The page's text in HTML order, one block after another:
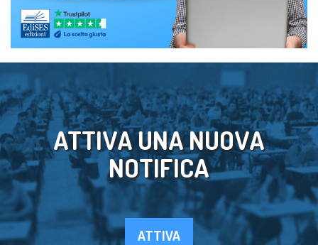
ATTIVA UNA NUOVA
NOTIFICA
ATTIVA